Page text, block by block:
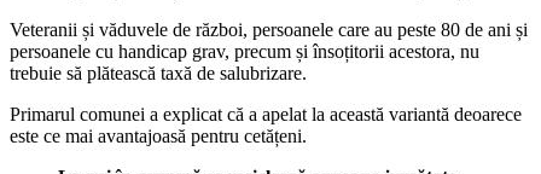
Veteranii și văduvele de război, persoanele care au peste 80 de ani și
persoanele cu handicap grav, precum și însoțitorii acestora, nu
trebuie să plătească taxă de salubrizare.
Primarul comunei a explicat că a apelat la această variantă deoarece
este ce mai avantajoasă pentru cetățeni.